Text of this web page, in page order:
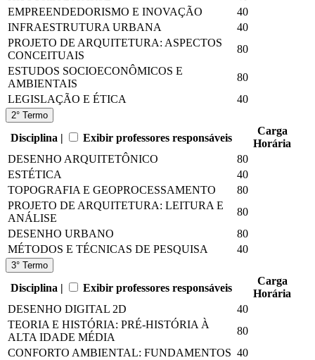
EMPREENDEDORISMO E INOVAÇÃO
40
INFRAESTRUTURA URBANA
40
PROJETO DE ARQUITETURA: ASPECTOS
CONCEITUAIS
80
ESTUDOS SOCIOECONÔMICOS E
AMBIENTAIS
80
LEGISLAÇÃO E ÉTICA
40
2° Termo
Disciplina | Exibir professores responsáveis
Carga
Horária
DESENHO ARQUITETÔNICO
80
ESTÉTICA
40
TOPOGRAFIA E GEOPROCESSAMENTO
80
PROJETO DE ARQUITETURA: LEITURA E
ANÁLISE
80
DESENHO URBANO
80
MÉTODOS E TÉCNICAS DE PESQUISA
40
3° Termo
Disciplina | Exibir professores responsáveis
Carga
Horária
DESENHO DIGITAL 2D
40
TEORIA E HISTÓRIA: PRÉ-HISTÓRIA À
ALTA IDADE MÉDIA
80
CONFORTO AMBIENTAL: FUNDAMENTOS 40